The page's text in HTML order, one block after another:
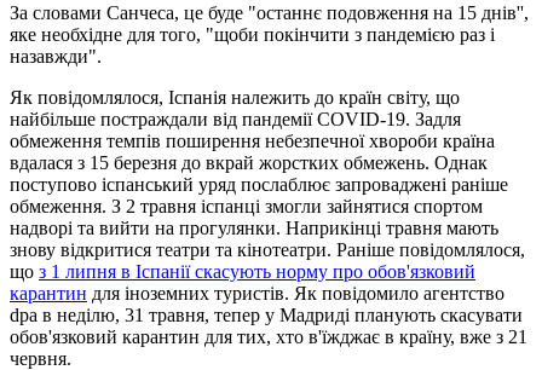
За словами Санчеса, це буде "останнє подовження на 15 днів'',
яке необхідне для того, "щоби покінчити з пандемією раз і
назавжди".
Як повідомлялося, Іспанія належить до країн світу, що
найбільше постраждали від пандемії COVID-19. Задля
обмеження темпів поширення небезпечної хвороби країна
вдалася з 15 березня до вкрай жорстких обмежень. Однак
поступово іспанський уряд послаблює запроваджені раніше
обмеження. З 2 травня іспанці змогли зайнятися спортом
надворі та вийти на прогулянки. Наприкінці травня мають
знову відкритися театри та кінотеатри. Раніше повідомлялося,
що з 1 липня в Іспанії скасують норму про обов'язковий
карантин для іноземних туристів. Як повідомило агентство
dpa в неділю, 31 травня, тепер у Мадриді планують скасувати
обов'язковий карантин для тих, хто в'їжджає в країну, вже з 21
червня.